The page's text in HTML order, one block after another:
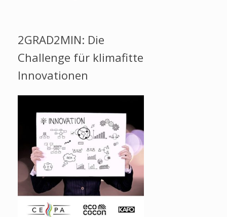
2GRAD2MIN: Die
Challenge für klimafitte
Innovationen